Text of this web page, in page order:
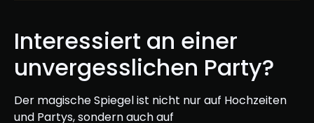
Interessiert an einer
unvergesslichen Party?
Der magische Spiegel ist nicht nur auf Hochzeiten
und Partys, sondern auch auf